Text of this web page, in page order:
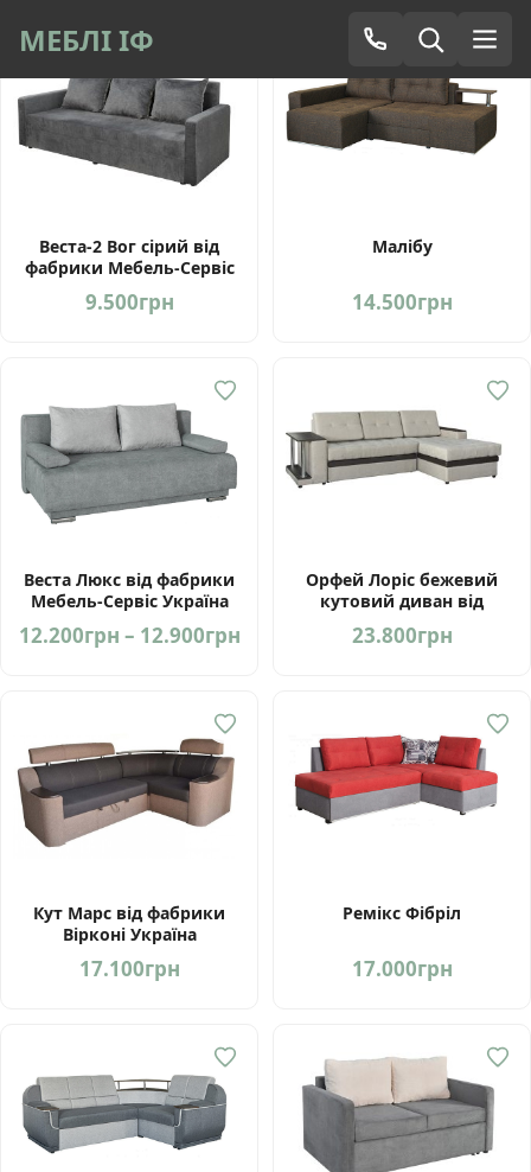
МЕБЛІ ІФ
Веста-2 Вог сірий від
фабрики Мебель-Сервіс
Україна
9.500грн
Малібу
14.500грн
Веста Люкс від фабрики
Мебель-Сервіс Україна
12.200грн – 12.900грнPrice
12.900грн
Орфей Лоріс бежевий
кутовий диван від
Мебель-Сервіс Україна
23.800грн
Кут Марс від фабрики
Вірконі Україна
17.100грн
Ремікс Фібріл
17.000грн